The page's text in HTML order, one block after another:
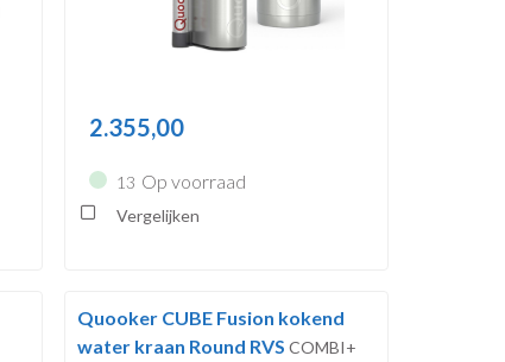
2.355,00
13 Op voorraad
Vergelijken
Quooker CUBE Fusion kokend
water kraan Round RVS COMBI+